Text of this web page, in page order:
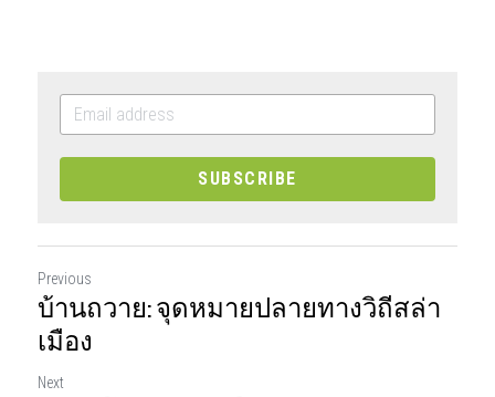
SUBSCRIBE
Previous
บ้านถวาย: จุดหมายปลายทางวิถีสล่า
เมือง
Next